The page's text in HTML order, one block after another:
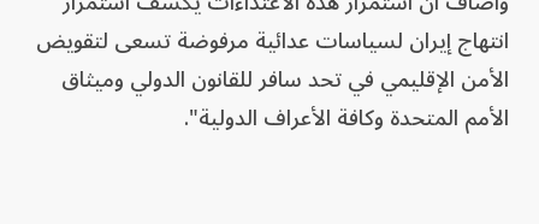
انتهاج إيران لسياسات عدائية مرفوضة تسعى لتقويض
الأمن الإقليمي في تحد سافر للقانون الدولي وميثاق
الأمم المتحدة وكافة الأعراف الدولية".